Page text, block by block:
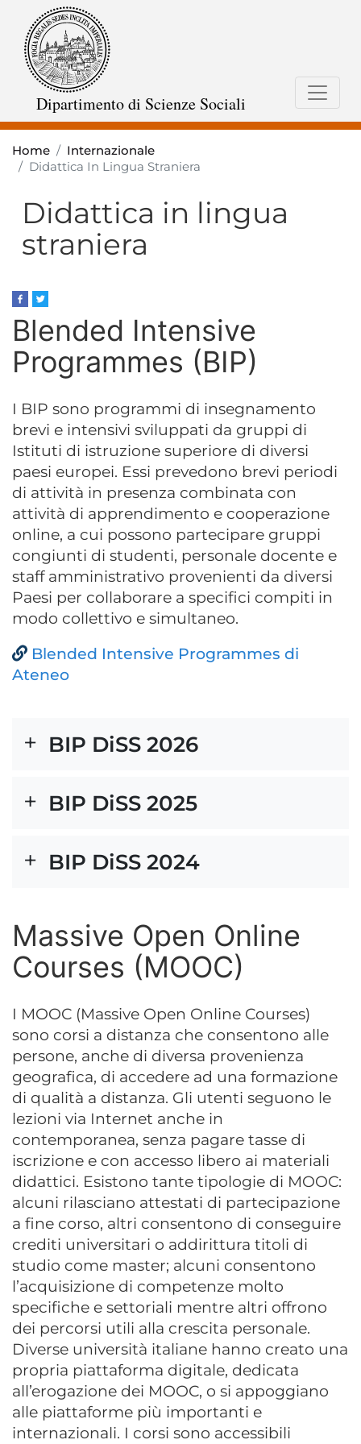
Dipartimento di Scienze Sociali
Home
Internazionale
Didattica In Lingua Straniera
Didattica in lingua
straniera
Blended Intensive
Programmes (BIP)
I BIP sono programmi di insegnamento
brevi e intensivi sviluppati da gruppi di
Istituti di istruzione superiore di diversi
paesi europei. Essi prevedono brevi periodi
di attività in presenza combinata con
attività di apprendimento e cooperazione
online, a cui possono partecipare gruppi
congiunti di studenti, personale docente e
staff amministrativo provenienti da diversi
Paesi per collaborare a specifici compiti in
modo collettivo e simultaneo.
Blended Intensive Programmes di
Ateneo
BIP DiSS 2026
BIP DiSS 2025
BIP DiSS 2024
Massive Open Online
Courses (MOOC)
I MOOC (Massive Open Online Courses)
sono corsi a distanza che consentono alle
persone, anche di diversa provenienza
geografica, di accedere ad una formazione
di qualità a distanza. Gli utenti seguono le
lezioni via Internet anche in
contemporanea, senza pagare tasse di
iscrizione e con accesso libero ai materiali
didattici. Esistono tante tipologie di MOOC:
alcuni rilasciano attestati di partecipazione
a fine corso, altri consentono di conseguire
crediti universitari o addirittura titoli di
studio come master; alcuni consentono
l’acquisizione di competenze molto
specifiche e settoriali mentre altri offrono
dei percorsi utili alla crescita personale.
Diverse università italiane hanno creato una
propria piattaforma digitale, dedicata
all’erogazione dei MOOC, o si appoggiano
alle piattaforme più importanti e
internazionali. I corsi sono accessibili